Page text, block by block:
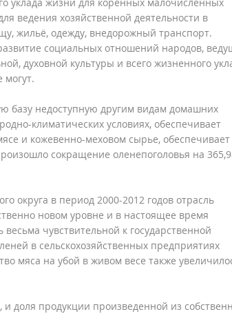
уклада жизни для коренных малочисленных
ведения хозяйственной деятельности в
жильё, одежду, внедорожный транспорт.
социальных отношений народов,
духовной культуры и всего жизненного
могут.
базу недоступную другим видам домашних
климатических условиях, обеспечивает
и кожевенно-меховом сырье, обеспечивает
сокращение оленепоголовья на
округа в период 2000-2012 годов отрасль
новом уровне и в настоящее время
чувствительной к государственной
в сельскохозяйственных предприятиях
мяса на убой в живом весе также
доля продукции произведенной из